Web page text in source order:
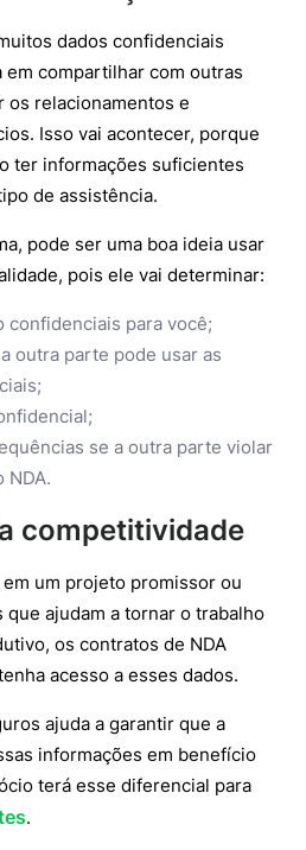
dados confidenciais
compartilhar com outras
os relacionamentos e
Isso vai acontecer, porque
ter informações suficientes
de assistência.
pode ser uma boa ideia usar
pois ele vai determinar:
confidenciais para você;
outra parte pode usar as
se a outra parte violar
NDA.
competitividade
um projeto promissor ou
ajudam a tornar o trabalho
os contratos de NDA
acesso a esses dados.
ajuda a garantir que a
informações em benefício
terá esse diferencial para
.